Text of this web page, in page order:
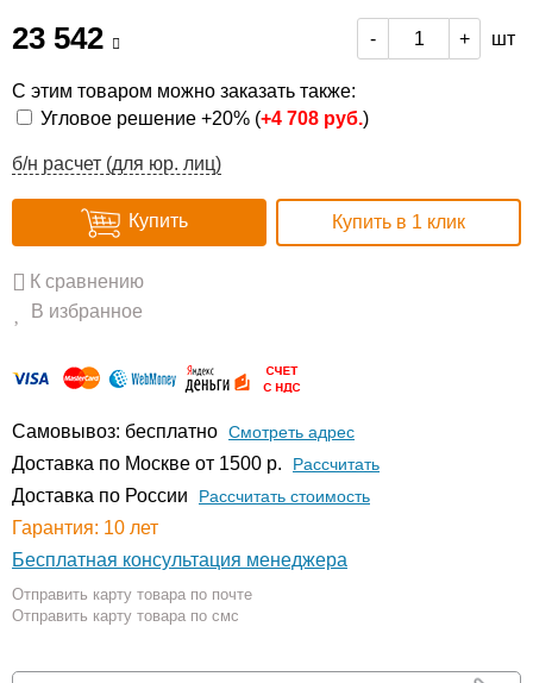
23 542 - + шт
С этим товаром можно заказать также:
Угловое решение +20% (+4 708 руб.)
б/н расчет (для юр. лиц)
Купить Купить в 1 клик
К сравнению
В избранное
Самовывоз: бесплатно Смотреть адрес
Доставка по Москве от 1500 р. Расcчитать
Доставка по России Рассчитать стоимость
Гарантия: 10 лет
Бесплатная консультация менеджера
Отправить карту товара по почте
Отправить карту товара по смс